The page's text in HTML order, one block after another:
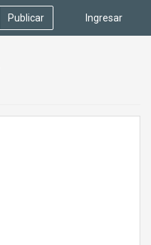
Ingresar
Publicar